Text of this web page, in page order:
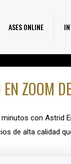
ASES ONLINE
ZOOM
con Astrid
de alta calidad